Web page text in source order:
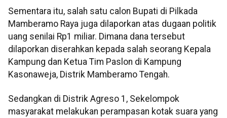
Sementara itu, salah satu calon Bupati di Pilkada
Mamberamo Raya juga dilaporkan atas dugaan politik
uang senilai Rp1 miliar. Dimana dana tersebut
dilaporkan diserahkan kepada salah seorang Kepala
Kampung dan Ketua Tim Paslon di Kampung
Kasonaweja, Distrik Mamberamo Tengah.
Sedangkan di Distrik Agreso 1, Sekelompok
masyarakat melakukan perampasan kotak suara yang